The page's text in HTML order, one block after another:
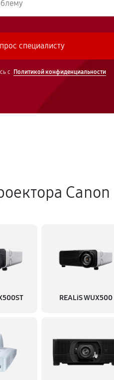
с Политикой конфиденциальности
Canon
REALiS WUX500